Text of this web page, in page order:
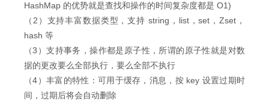
HashMap 的优势就是查找和操作的时间复杂度都是 O1)
（2）支持丰富数据类型，支持 string，list，set，Zset，
hash 等
（3）支持事务，操作都是原子性，所谓的原子性就是对数
据的更改要么全部执行，要么全部不执行
（4）丰富的特性：可用于缓存，消息，按 key 设置过期时
间，过期后将会自动删除